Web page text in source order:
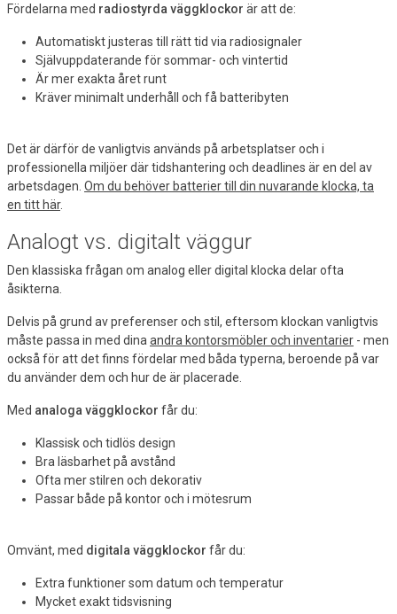
Fördelarna med radiostyrda väggklockor är att de:
Automatiskt justeras till rätt tid via radiosignaler
Självuppdaterande för sommar- och vintertid
Är mer exakta året runt
Kräver minimalt underhåll och få batteribyten
Det är därför de vanligtvis används på arbetsplatser och i
professionella miljöer där tidshantering och deadlines är en del av
arbetsdagen. Om du behöver batterier till din nuvarande klocka, ta
en titt här.
Analogt vs. digitalt väggur
Den klassiska frågan om analog eller digital klocka delar ofta
åsikterna.
Delvis på grund av preferenser och stil, eftersom klockan vanligtvis
måste passa in med dina andra kontorsmöbler och inventarier - men
också för att det finns fördelar med båda typerna, beroende på var
du använder dem och hur de är placerade.
Med analoga väggklockor får du:
Klassisk och tidlös design
Bra läsbarhet på avstånd
Ofta mer stilren och dekorativ
Passar både på kontor och i mötesrum
Omvänt, med digitala väggklockor får du:
Extra funktioner som datum och temperatur
Mycket exakt tidsvisning